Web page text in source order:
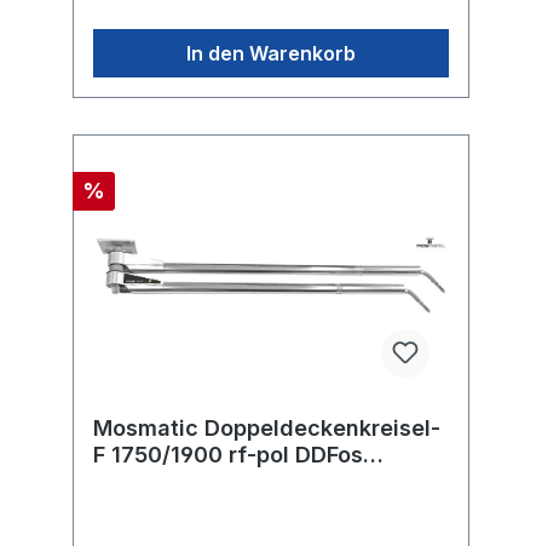
In den Warenkorb
%
Mosmatic Doppeldeckenkreisel-
F 1750/1900 rf-pol DDFos